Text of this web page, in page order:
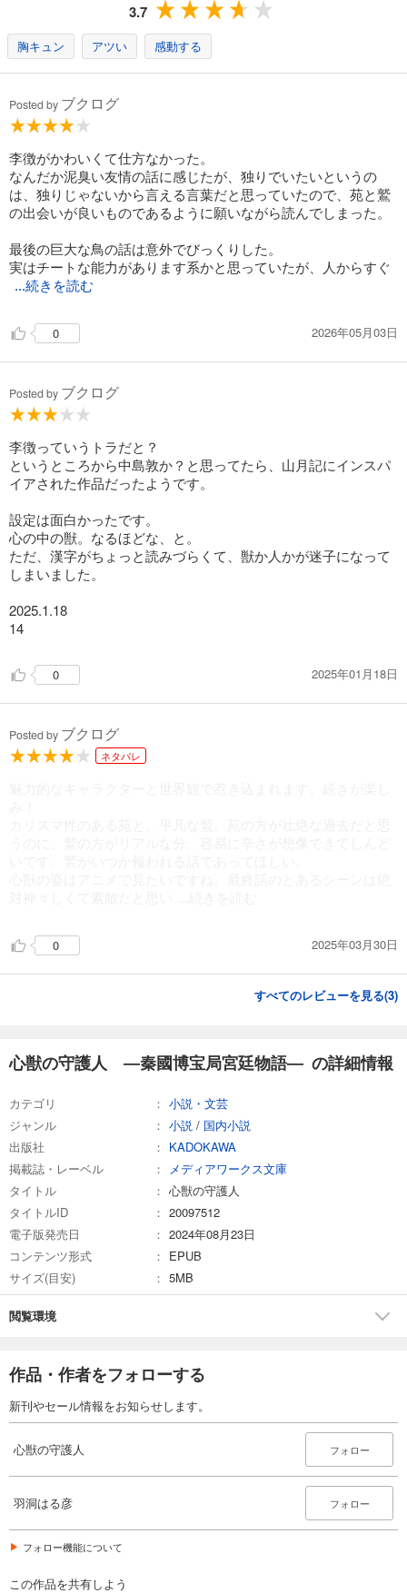
3.7
胸キュン アツい 感動する
Posted by ブクログ
李徴がかわいくて仕方なかった。
なんだか泥臭い友情の話に感じたが、独りでいたいというの
は、独りじゃないから言える言葉だと思っていたので、苑と鷲
の出会いが良いものであるように願いながら読んでしまった。
最後の巨大な鳥の話は意外でびっくりした。
実はチートな能力があります系かと思っていたが、人からすぐ
...続きを読む
0 2026年05月03日
Posted by ブクログ
李徴っていうトラだと？
というところから中島敦か？と思ってたら、山月記にインスパ
イアされた作品だったようです。
設定は面白かったです。
心の中の獣。なるほどな、と。
ただ、漢字がちょっと読みづらくて、獣か人かが迷子になって
しまいました。
2025.1.18
14
0 2025年01月18日
Posted by ブクログ
ネタバレ
0 2025年03月30日
すべてのレビューを見る(3)
心獣の守護人 ―秦國博宝局宮廷物語― の詳細情報
カテゴリ
小説・文芸
ジャンル
小説 / 国内小説
出版社
KADOKAWA
掲載誌・レーベル
メディアワークス文庫
タイトル
心獣の守護人
タイトルID
20097512
電子版発売日
2024年08月23日
コンテンツ形式
EPUB
サイズ(目安)
5MB
閲覧環境
作品・作者をフォローする
新刊やセール情報をお知らせします。
心獣の守護人 フォロー
羽洞はる彦 フォロー
フォロー機能について
この作品を共有しよう